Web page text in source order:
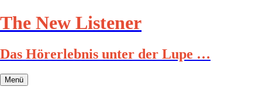
Zum
Inhalt
The New Listener
Das Hörerlebnis unter der Lupe …
Menü